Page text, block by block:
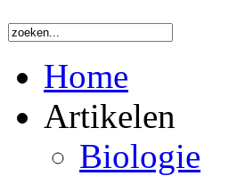
Home
Artikelen
Biologie